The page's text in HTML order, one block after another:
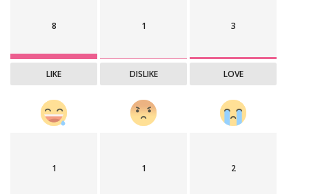
8
LIKE
1
DISLIKE
3
LOVE
1 1 2